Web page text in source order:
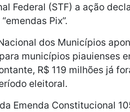
Federal (STF) a ação
Pix”.
dos Municípios
municípios piauienses
R$ 119 milhões já
eleitoral.
Emenda Constitucional